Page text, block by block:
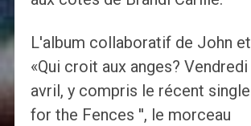
L'album collaboratif de John
«Qui croit aux anges?
avril, y compris le récent
for the Fences '', le morceau